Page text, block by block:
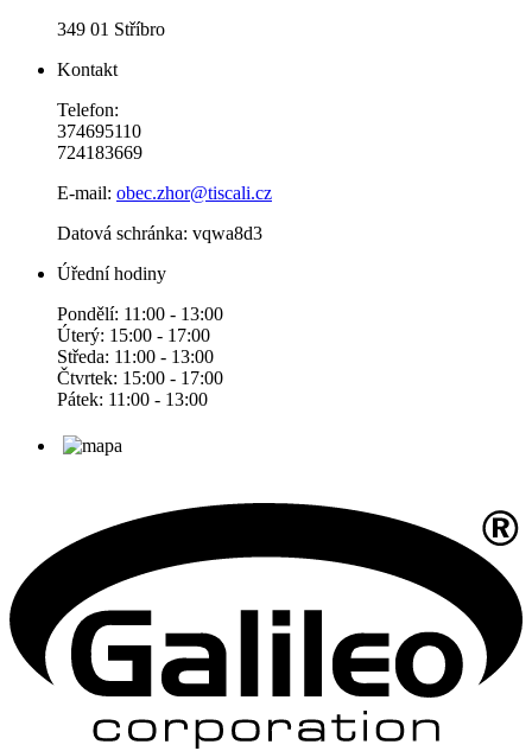
349 01 Stříbro
Kontakt
Telefon:
374695110
724183669
E-mail: obec.zhor@tiscali.cz
Datová schránka: vqwa8d3
Úřední hodiny
Pondělí: 11:00 - 13:00
Úterý: 15:00 - 17:00
Středa: 11:00 - 13:00
Čtvrtek: 15:00 - 17:00
Pátek: 11:00 - 13:00